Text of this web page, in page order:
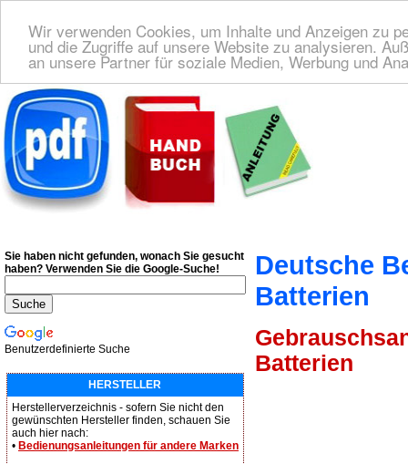
Wir verwenden Cookies, um Inhalte und Anzeigen zu
und die Zugriffe auf unsere Website zu analysieren.
an unsere Partner für soziale Medien, Werbung und
Deutsche Bedienungsanleitung Downloaden | Wir finden für Sie das deutsches
Deutsche
Batterien
Batterien
Sie haben nicht gefunden, wonach Sie gesucht
haben? Verwenden Sie die Google-Suche!
Benutzerdefinierte Suche
HERSTELLER
Herstellerverzeichnis - sofern Sie nicht den
gewünschten Hersteller finden, schauen Sie
auch hier nach:
• Bedienungsanleitungen für andere Marken